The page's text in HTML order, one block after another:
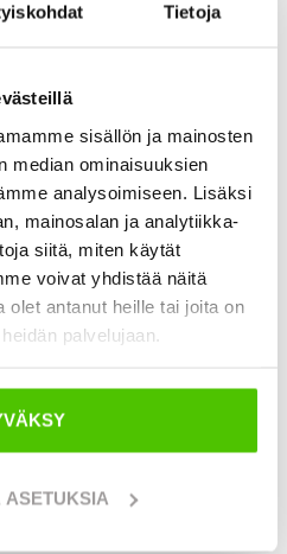
Tietoja
sisällön ja mainosten
median ominaisuuksien
analysoimiseen. Lisäksi
mainosalan ja analytiikka-
siitä, miten käytät
voivat yhdistää näitä
olet antanut heille tai joita on
palvelujaan.
– HWOy on
myös nimillä HWOy ja HW
joka valmistaa
erityisesti kaivinkoneisiin.
ja käytännössä
jotka vastaavat
muassa kauhat,
kestävyydestä,